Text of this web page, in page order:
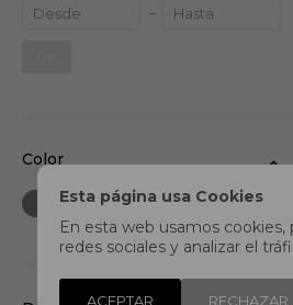
Esta página usa Cookies
En esta web usamos
redes sociales y analizar el
ACEPTAR RECHAZAR
Color